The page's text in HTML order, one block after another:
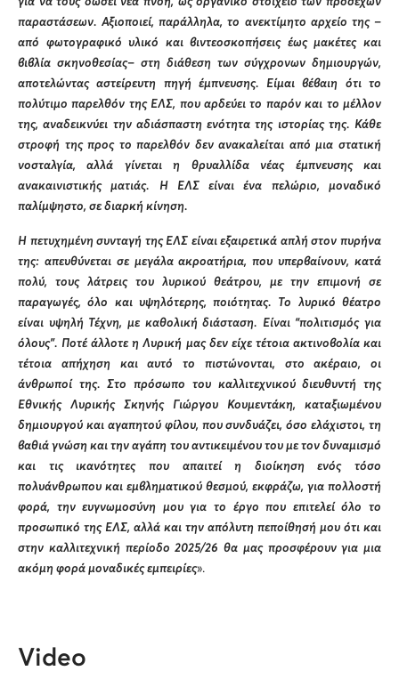
παραστάσεων. Αξιοποιεί, παράλληλα, το ανεκτίμητο αρχείο της –
από φωτογραφικό υλικό και βιντεοσκοπήσεις έως μακέτες και
βιβλία σκηνοθεσίας– στη διάθεση των σύγχρονων δημιουργών,
αποτελώντας αστείρευτη πηγή έμπνευσης. Είμαι βέβαιη ότι το
πολύτιμο παρελθόν της ΕΛΣ, που αρδεύει το παρόν και το μέλλον
της, αναδεικνύει την αδιάσπαστη ενότητα της ιστορίας της. Κάθε
στροφή της προς το παρελθόν δεν ανακαλείται από μια στατική
νοσταλγία, αλλά γίνεται η θρυαλλίδα νέας έμπνευσης και
ανακαινιστικής ματιάς. Η ΕΛΣ είναι ένα πελώριο, μοναδικό
παλίμψηστο, σε διαρκή κίνηση.
Η πετυχημένη συνταγή της ΕΛΣ είναι εξαιρετικά απλή στον πυρήνα
της: απευθύνεται σε μεγάλα ακροατήρια, που υπερβαίνουν, κατά
πολύ, τους λάτρεις του λυρικού θεάτρου, με την επιμονή σε
παραγωγές, όλο και υψηλότερης, ποιότητας. Το λυρικό θέατρο
είναι υψηλή Τέχνη, με καθολική διάσταση. Είναι “πολιτισμός για
όλους”. Ποτέ άλλοτε η Λυρική μας δεν είχε τέτοια ακτινοβολία και
τέτοια απήχηση και αυτό το πιστώνονται, στο ακέραιο, οι
άνθρωποί της. Στο πρόσωπο του καλλιτεχνικού διευθυντή της
Εθνικής Λυρικής Σκηνής Γιώργου Κουμεντάκη, καταξιωμένου
δημιουργού και αγαπητού φίλου, που συνδυάζει, όσο ελάχιστοι, τη
βαθιά γνώση και την αγάπη του αντικειμένου του με τον δυναμισμό
και τις ικανότητες που απαιτεί η διοίκηση ενός τόσο
πολυάνθρωπου και εμβληματικού θεσμού, εκφράζω, για πολλοστή
φορά, την ευγνωμοσύνη μου για το έργο που επιτελεί όλο το
προσωπικό της ΕΛΣ, αλλά και την απόλυτη πεποίθησή μου ότι και
στην καλλιτεχνική περίοδο 2025/26 θα μας προσφέρουν για μια
ακόμη φορά μοναδικές εμπειρίες».
Video